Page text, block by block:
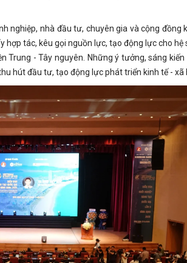
nghiệp, nhà đầu tư, chuyên gia và cộng đồng
tác, kêu gọi nguồn lực, tạo động lực cho hệ
- Tây nguyên. Những ý tưởng, sáng
hút đầu tư, tạo động lực phát triển kinh tế - xã